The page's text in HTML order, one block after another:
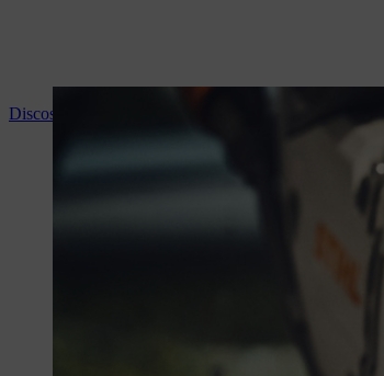
Discos de corte STIHL